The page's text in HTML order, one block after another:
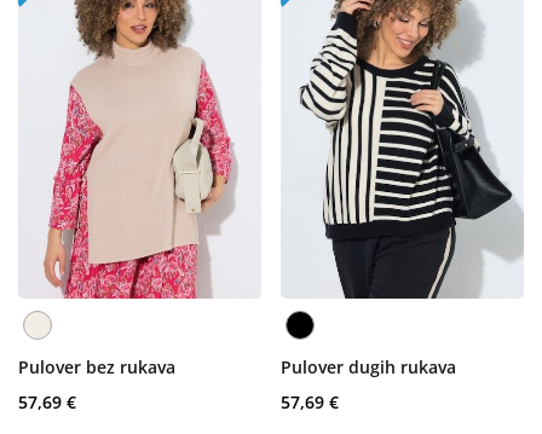
Pulover bez rukava
57,69 €
Pulover dugih rukava
57,69 €